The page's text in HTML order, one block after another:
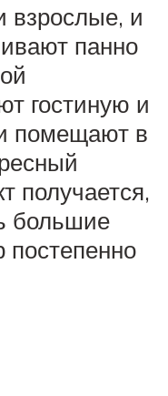
взрослые, и
панно
гостиную и
помещают в
большие
постепенно